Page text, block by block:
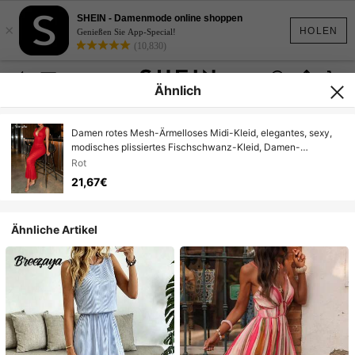
HOLEN
×
SHEIN - Damenmode online shoppen
Genießen Sie App-Special!
(10,830)
Ähnlich
Damen rotes Mesh-Ärmelloses Midi-Kleid, elegantes, sexy,
modisches plissiertes Fischschwanz-Kleid, Damen-
Partykleid, elegantes Partykleid, figurbetontes Midi-Kleid
Rot
21,67€
Ähnliche Artikel